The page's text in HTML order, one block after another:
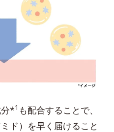
*1 も配合することで、
ド）を早く届けること